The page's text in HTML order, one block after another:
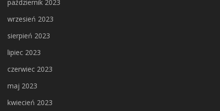
październik 2023
wrzesień 2023
sierpień 2023
lipiec 2023
czerwiec 2023
maj 2023
kwiecień 2023